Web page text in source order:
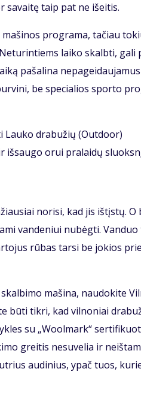
taip pat ne išeitis.
programa, tačiau
laiko skalbti, gali
pašalina
be specialios sporto
drabužių (Outdoor)
išsaugo orui pralaidų
norisi, kad jis ištįstų. O
vandeniui nubėgti. Vanduo
rūbas tarsi be jokios
mašina, naudokite
būti tikri, kad vilnoniai
su „Woolmark“
greitis nesuvelia ir
audinius, ypač tuos,